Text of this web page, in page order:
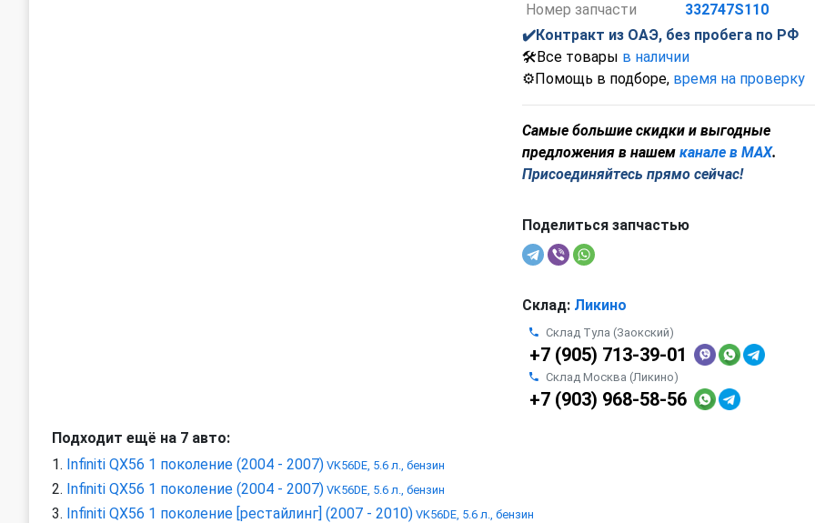
Номер запчасти
332747S110
✔️Контракт из ОАЭ, без пробега по РФ
🛠️Все товары в наличии
⚙️Помощь в подборе, время на проверку
Самые большие скидки и выгодные
предложения в нашем канале в MAX.
Присоединяйтесь прямо сейчас!
Поделиться запчастью
Склад: Ликино
Склад Тула (Заокский)
+7 (905) 713-39-01
Склад Москва (Ликино)
+7 (903) 968-58-56
Подходит ещё на 7 авто:
Infiniti QX56 1 поколение (2004 - 2007) VK56DE, 5.6 л., бензин
Infiniti QX56 1 поколение (2004 - 2007) VK56DE, 5.6 л., бензин
Infiniti QX56 1 поколение [рестайлинг] (2007 - 2010) VK56DE, 5.6 л., бензин